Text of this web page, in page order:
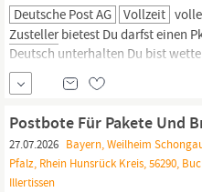
Deutsche Post AG Vollzeit
Zustellerbietest Du darfst einen
Deutsch unterhalten Du bist
Du bist zuverlässig und hängst
Deutsche Post DHL Als Postbote
deinem Bezirk Post- und
keinem...
Postbote Für Pakete Und
27.07.2026 Bayern, Weilheim
Pfalz, Rhein Hunsrück Kreis, 56290,
Illertissen